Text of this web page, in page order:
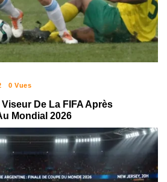
0 Vues
De La FIFA Après
Mondial 2026